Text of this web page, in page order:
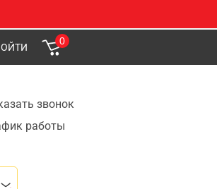
0
звонок
работы